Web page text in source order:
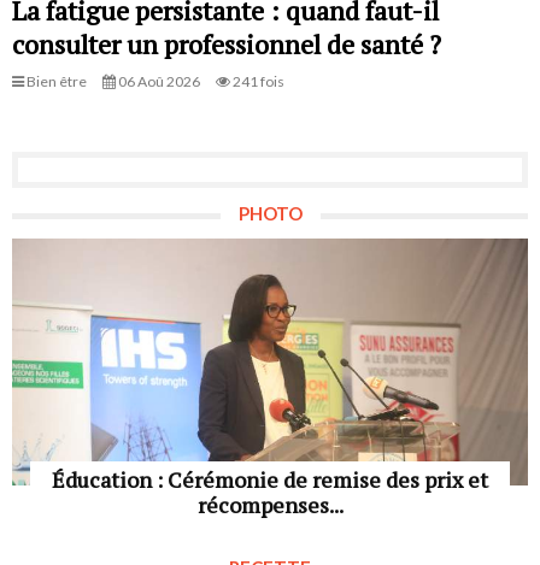
La fatigue persistante : quand faut-il
consulter un professionnel de santé ?
Bien être 06 Aoû 2026 241 fois
PHOTO
Éducation : Cérémonie de remise des prix et
récompenses...